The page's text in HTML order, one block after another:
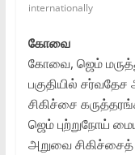
internationally
கோவை
கோவை, ஜெம்
பகுதியில்
சிகிச்சை
ஜெம் புற்றுநோய்
அறுவை சிகிச்சைத்